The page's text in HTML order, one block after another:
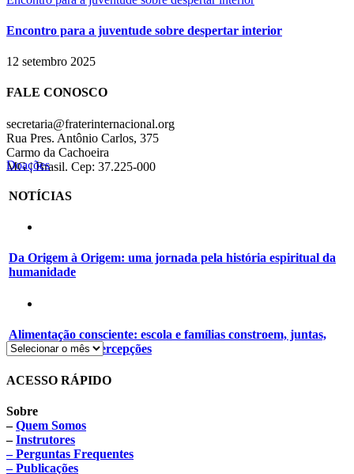
Encontro para a juventude sobre despertar interior
12 setembro 2025
FALE CONOSCO
secretaria@fraterinternacional.org
Rua Pres. Antônio Carlos, 375
Carmo da Cachoeira
MG | Brasil. Cep: 37.225-000
Doações
NOTÍCIAS
Da Origem à Origem: uma jornada pela história espiritual da
humanidade
Alimentação consciente: escola e famílias constroem, juntas,
novos hábitos e percepções
ACESSO RÁPIDO
Sobre
–Quem Somos
–Instrutores
– Perguntas Frequentes
– Publicações